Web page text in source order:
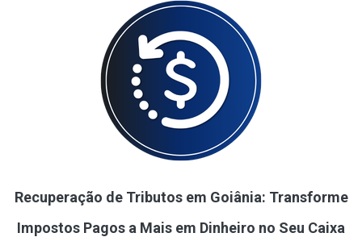
Recuperação de Tributos em Goiânia: Transforme
Impostos Pagos a Mais em Dinheiro no Seu Caixa